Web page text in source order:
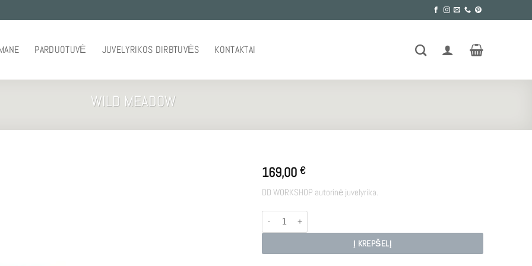
PARDUOTUVĖ JUVELYRIKOS DIRBTUVĖS KONTAKTAI
WILD MEADOW
169,00 €
DD WORKSHOP autorinė juvelyrika.
produkto kiekis: WILD MEADOW
Į KREPŠELĮ